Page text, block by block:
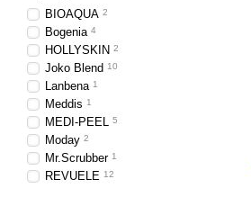
BIOAQUA 2
Bogenia 4
HOLLYSKIN 2
Joko Blend 10
Lanbena 1
Meddis 1
MEDI-PEEL 5
Moday 2
Mr.Scrubber 1
REVUELE 12